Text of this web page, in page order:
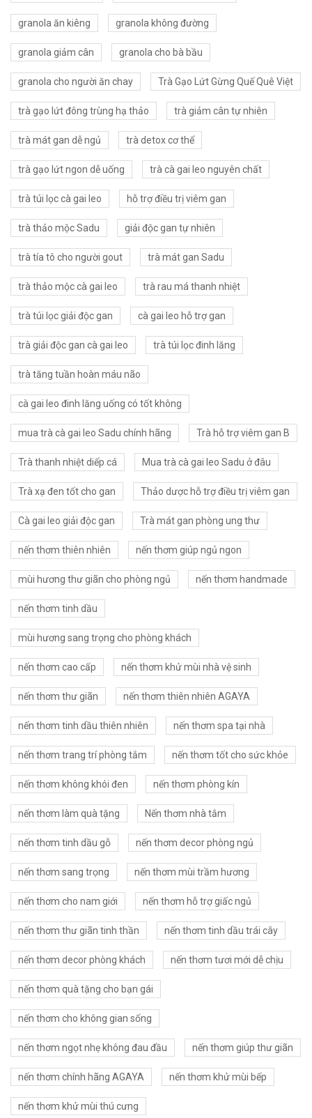
granola ăn kiêng granola không đường
granola giảm cân granola cho bà bầu
granola cho người ăn chay Trà Gạo Lứt Gừng Quế Quê Việt
trà gạo lứt đông trùng hạ thảo trà giảm cân tự nhiên
trà mát gan dễ ngủ trà detox cơ thể
trà gạo lứt ngon dễ uống trà cà gai leo nguyên chất
trà túi lọc cà gai leo hỗ trợ điều trị viêm gan
trà thảo mộc Sadu giải độc gan tự nhiên
trà tía tô cho người gout trà mát gan Sadu
trà thảo mộc cà gai leo trà rau má thanh nhiệt
trà túi lọc giải độc gan cà gai leo hỗ trợ gan
trà giải độc gan cà gai leo trà túi lọc đinh lăng
trà tăng tuần hoàn máu não
cà gai leo đinh lăng uống có tốt không
mua trà cà gai leo Sadu chính hãng Trà hỗ trợ viêm gan B
Trà thanh nhiệt diếp cá Mua trà cà gai leo Sadu ở đâu
Trà xạ đen tốt cho gan Thảo dược hỗ trợ điều trị viêm gan
Cà gai leo giải độc gan Trà mát gan phòng ung thư
nến thơm thiên nhiên nến thơm giúp ngủ ngon
mùi hương thư giãn cho phòng ngủ nến thơm handmade
nến thơm tinh dầu
mùi hương sang trọng cho phòng khách
nến thơm cao cấp nến thơm khử mùi nhà vệ sinh
nến thơm thư giãn nến thơm thiên nhiên AGAYA
nến thơm tinh dầu thiên nhiên nến thơm spa tại nhà
nến thơm trang trí phòng tắm nến thơm tốt cho sức khỏe
nến thơm không khói đen nến thơm phòng kín
nến thơm làm quà tặng Nến thơm nhà tắm
nến thơm tinh dầu gỗ nến thơm decor phòng ngủ
nến thơm sang trọng nến thơm mùi trầm hương
nến thơm cho nam giới nến thơm hỗ trợ giấc ngủ
nến thơm thư giãn tinh thần nến thơm tinh dầu trái cây
nến thơm decor phòng khách nến thơm tươi mới dễ chịu
nến thơm quà tặng cho bạn gái
nến thơm cho không gian sống
nến thơm ngọt nhẹ không đau đầu nến thơm giúp thư giãn
nến thơm chính hãng AGAYA nến thơm khử mùi bếp
nến thơm khử mùi thú cưng